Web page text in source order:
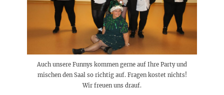
Auch unsere Funnys kommen gerne auf Ihre Party und
mischen den Saal so richtig auf. Fragen kostet nichts!
Wir freuen uns drauf.